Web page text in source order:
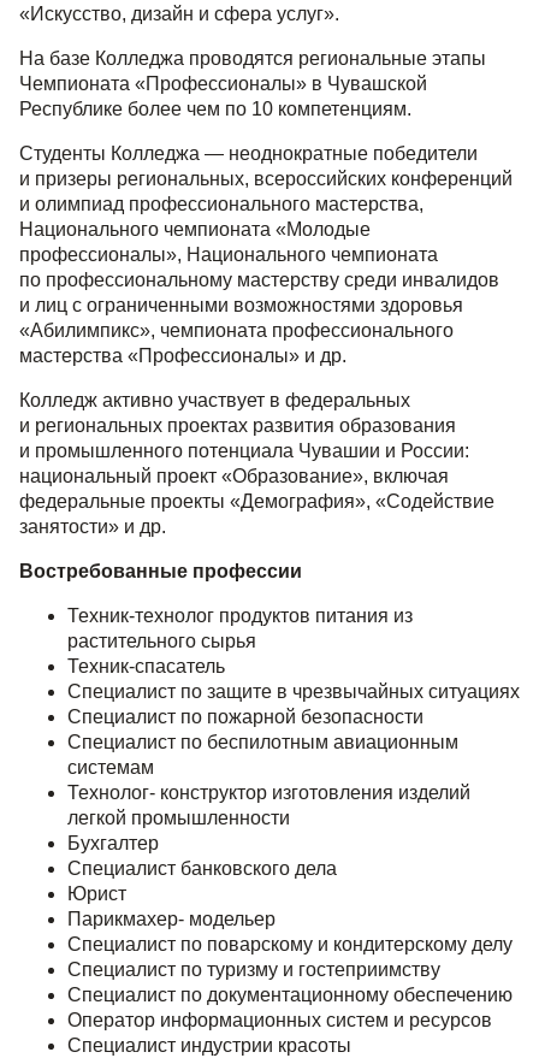
«Искусство, дизайн и сфера услуг».
На базе Колледжа проводятся региональные этапы
Чемпионата «Профессионалы» в Чувашской
Республике более чем по 10 компетенциям.
Студенты Колледжа — неоднократные победители
и призеры региональных, всероссийских конференций
и олимпиад профессионального мастерства,
Национального чемпионата «Молодые
профессионалы», Национального чемпионата
по профессиональному мастерству среди инвалидов
и лиц с ограниченными возможностями здоровья
«Абилимпикс», чемпионата профессионального
мастерства «Профессионалы» и др.
Колледж активно участвует в федеральных
и региональных проектах развития образования
и промышленного потенциала Чувашии и России:
национальный проект «Образование», включая
федеральные проекты «Демография», «Содействие
занятости» и др.
Востребованные профессии
Техник-технолог продуктов питания из
растительного сырья
Техник-спасатель
Специалист по защите в чрезвычайных ситуациях
Специалист по пожарной безопасности
Специалист по беспилотным авиационным
системам
Технолог- конструктор изготовления изделий
легкой промышленности
Бухгалтер
Специалист банковского дела
Юрист
Парикмахер- модельер
Специалист по поварскому и кондитерскому делу
Специалист по туризму и гостеприимству
Специалист по документационному обеспечению
Оператор информационных систем и ресурсов
Специалист индустрии красоты